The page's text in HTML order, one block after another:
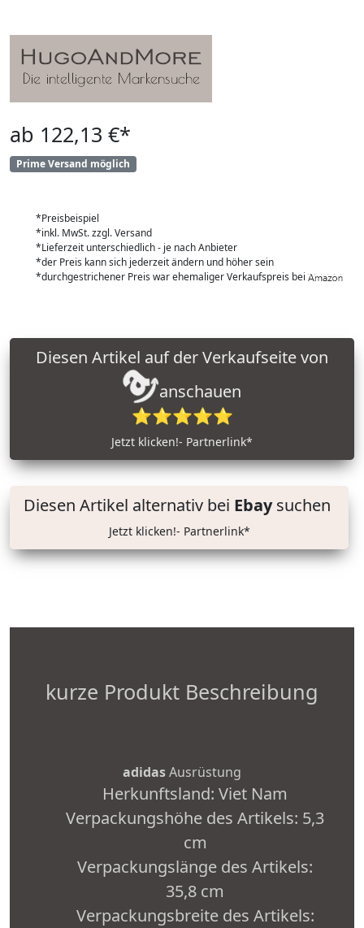
ab 122,13 €*
Prime Versand möglich
*Preisbeispiel
*inkl. MwSt. zzgl. Versand
*Lieferzeit unterschiedlich - je nach Anbieter
*der Preis kann sich jederzeit ändern und höher sein
*durchgestrichener Preis war ehemaliger Verkaufspreis bei
anschauen
⭐⭐⭐⭐⭐
Jetzt klicken!- Partnerlink*
Diesen Artikel alternativ bei Ebaysuchen
Jetzt klicken!- Partnerlink*
kurze Produkt Beschreibung
adidasAusrüstung
Herkunftsland: Viet Nam
Verpackungshöhe des Artikels: 5,3
cm
Verpackungslänge des Artikels:
35,8 cm
Verpackungsbreite des Artikels: